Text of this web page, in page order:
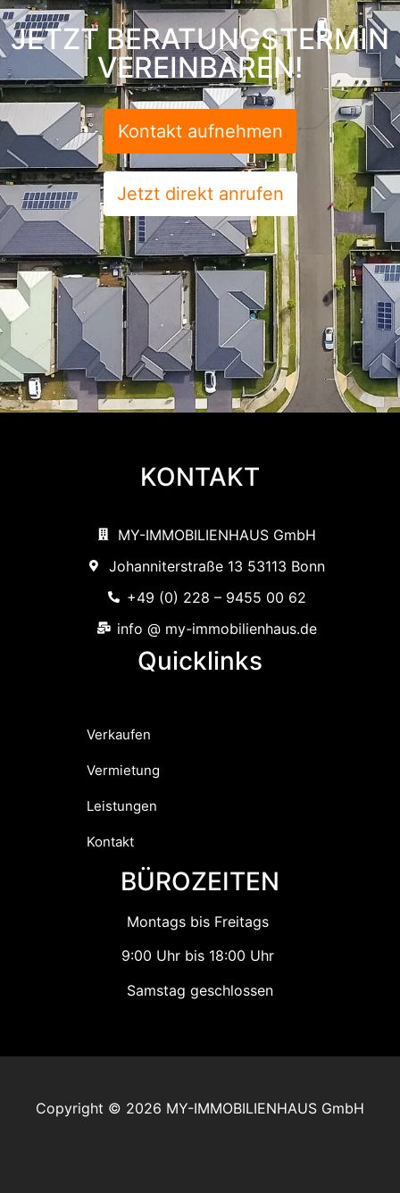
JETZT BERATUNGSTERMIN
VEREINBAREN!
Kontakt aufnehmen
Jetzt direkt anrufen
KONTAKT
MY-IMMOBILIENHAUS GmbH
Johanniterstraße 13 53113 Bonn
+49 (0) 228 – 9455 00 62
info @ my-immobilienhaus.de
Quicklinks
Verkaufen
Vermietung
Leistungen
Kontakt
BÜROZEITEN
Montags bis Freitags
9:00 Uhr bis 18:00 Uhr
Samstag geschlossen
Copyright © 2026 MY-IMMOBILIENHAUS GmbH